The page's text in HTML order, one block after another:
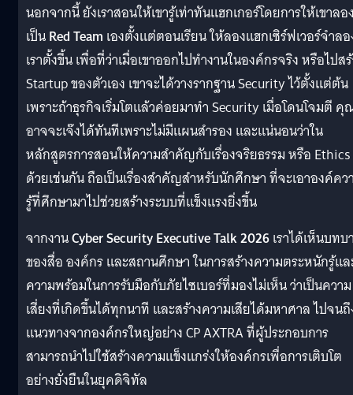
นอกจากนี้ ยังเราสอนให้เขารู้เท่าทันแฮกเกอร์โดยการให้เขาลอ
เป็นRed Team เองตั้งแต่ตอนเรียน ให้ลองแฮกเซิร์ฟเวอร์จำล
เราตั้งขึ้น เพื่อที่ว่าเมื่อเขาออกไปทำงานในองค์กรจริง หรือไปส
Startup ของตัวเอง เขาจะได้วางรากฐาน Security ไว้ตั้งแต่ต้น
เพราะถ้าธุรกิจเริ่มโตแล้วค่อยมาทำ Security เมื่อโดนโจมตี คุ
อาจจะเจ๊งได้ทันทีเพราะไม่มีแผนสำรอง และแน่นอนว่าใน
หลักสูตรการสอนให้ความสำคัญกับเรื่องจริยธรรม หรือ Ethics
ด้วยเช่นกัน ถือเป็นเรื่องสำคัญสำหรับนักศึกษา ที่จะเอาองค์คว
รู้ที่ศึกษามาไปช่วยสร้างระบบที่แข็งแรงยิ่งขึ้น
จากงานCyber Security Executive Talk 2026เราได้เห็นบท
ของสื่อ องค์กร และสถานศึกษา ในการสร้างความตระหนักรู้แ
ความพร้อมในการรับมือกับภัยไซเบอร์ที่มองไม่เห็น ว่าเป็นความ
เสี่ยงที่เกิดขึ้นได้ทุกนาที และสร้างความเสียได้มหาศาล ไปจน
แนวทางจากองค์กรใหญ่อย่าง CP AXTRA ที่ผู้ประกอบการ
สามารถนำไปใช้สร้างความแข็งแกร่งให้องค์กรเพื่อการเติบโต
อย่างยั่งยืนในยุคดิจิทัล